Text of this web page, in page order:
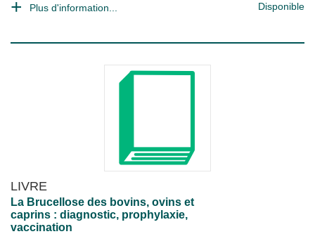
Plus d'information... Disponible
LIVRE
La Brucellose des bovins, ovins et
caprins : diagnostic, prophylaxie,
vaccination